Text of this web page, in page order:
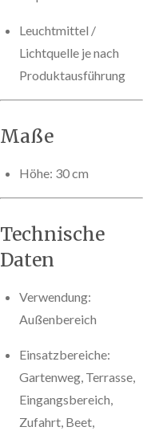
Leuchtmittel /
Lichtquelle je nach
Produktausführung
Maße
Höhe: 30 cm
Technische
Daten
Verwendung:
Außenbereich
Einsatzbereiche:
Gartenweg, Terrasse,
Eingangsbereich,
Zufahrt, Beet,